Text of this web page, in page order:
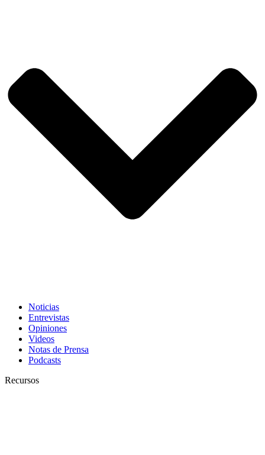
Noticias
Entrevistas
Opiniones
Videos
Notas de Prensa
Podcasts
Recursos